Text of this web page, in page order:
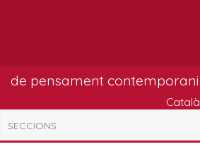
de pensament contemporani
Català
SECCIONS